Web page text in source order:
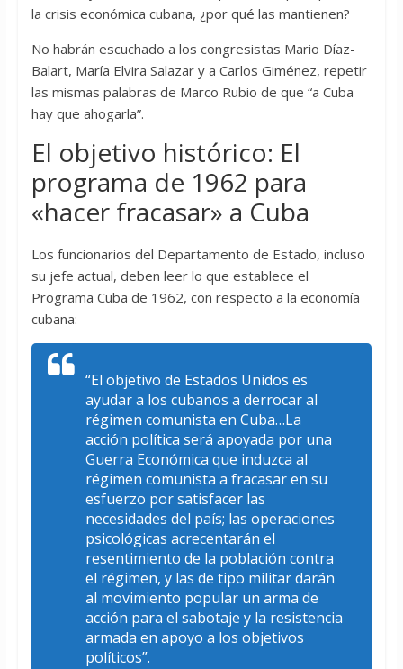
la crisis económica cubana, ¿por qué las mantienen?
No habrán escuchado a los congresistas Mario Díaz-
Balart, María Elvira Salazar y a Carlos Giménez, repetir
las mismas palabras de Marco Rubio de que “a Cuba
hay que ahogarla”.
El objetivo histórico: El
programa de 1962 para
«hacer fracasar» a Cuba
Los funcionarios del Departamento de Estado, incluso
su jefe actual, deben leer lo que establece el
Programa Cuba de 1962, con respecto a la economía
cubana:
“El objetivo de Estados Unidos es
ayudar a los cubanos a derrocar al
régimen comunista en Cuba…La
acción política será apoyada por una
Guerra Económica que induzca al
régimen comunista a fracasar en su
esfuerzo por satisfacer las
necesidades del país; las operaciones
psicológicas acrecentarán el
resentimiento de la población contra
el régimen, y las de tipo militar darán
al movimiento popular un arma de
acción para el sabotaje y la resistencia
armada en apoyo a los objetivos
políticos”.